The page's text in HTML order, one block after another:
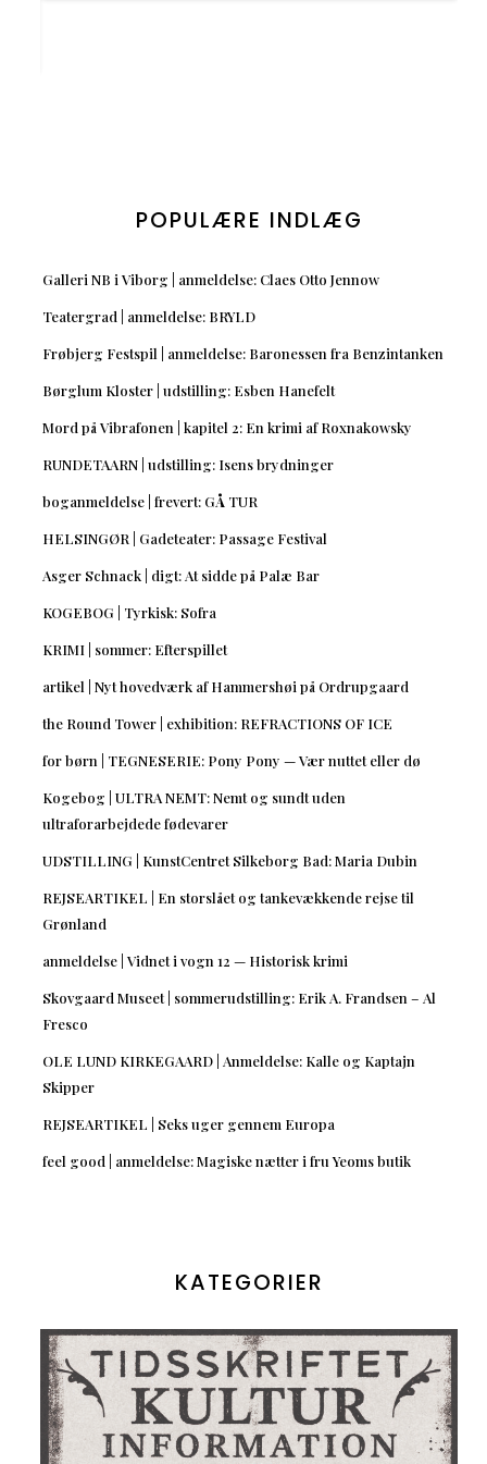
POPULÆRE INDLÆG
Galleri NB i Viborg | anmeldelse: Claes Otto Jennow
Teatergrad | anmeldelse: BRYLD
Frøbjerg Festspil | anmeldelse: Baronessen fra Benzintanken
Børglum Kloster | udstilling: Esben Hanefelt
Mord på Vibrafonen | kapitel 2: En krimi af Roxnakowsky
RUNDETAARN | udstilling: Isens brydninger
boganmeldelse | frevert: GÅ TUR
HELSINGØR | Gadeteater: Passage Festival
Asger Schnack | digt: At sidde på Palæ Bar
KOGEBOG | Tyrkisk: Sofra
KRIMI | sommer: Efterspillet
artikel | Nyt hovedværk af Hammershøi på Ordrupgaard
the Round Tower | exhibition: REFRACTIONS OF ICE
for børn | TEGNESERIE: Pony Pony — Vær nuttet eller dø
Kogebog | ULTRA NEMT: Nemt og sundt uden
ultraforarbejdede fødevarer
UDSTILLING | KunstCentret Silkeborg Bad: Maria Dubin
REJSEARTIKEL | En storslået og tankevækkende rejse til
Grønland
anmeldelse | Vidnet i vogn 12 — Historisk krimi
Skovgaard Museet | sommerudstilling: Erik A. Frandsen – Al
Fresco
OLE LUND KIRKEGAARD | Anmeldelse: Kalle og Kaptajn
Skipper
REJSEARTIKEL | Seks uger gennem Europa
feel good | anmeldelse: Magiske nætter i fru Yeoms butik
KATEGORIER